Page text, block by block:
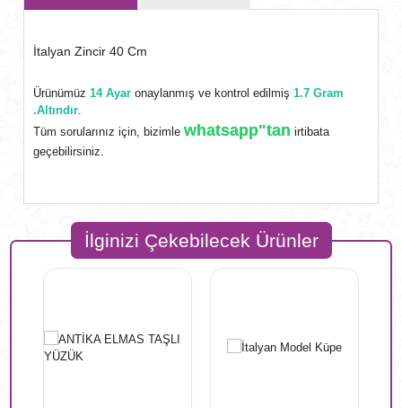
İtalyan Zincir 40 Cm
Ürünümüz14 Ayar onaylanmış ve kontrol edilmiş1.7 Gram
.Altındır.
Tüm sorularınız için, bizimlewhatsapp"tan irtibata
geçebilirsiniz.
İlginizi Çekebilecek Ürünler